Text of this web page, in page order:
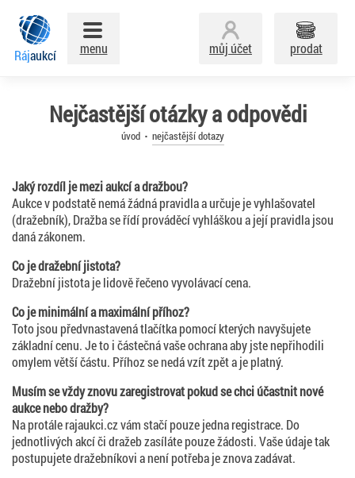
Nejčastější otázky a odpovědi
úvod nejčastější dotazy
Jaký rozdíl je mezi aukcí a dražbou?
Aukce v podstatě nemá žádná pravidla a určuje je vyhlašovatel
(dražebník), Dražba se řídí prováděcí vyhláškou a její pravidla jsou
daná zákonem.
Co je dražební jistota?
Dražební jistota je lidově řečeno vyvolávací cena.
Co je minimální a maximální příhoz?
Toto jsou předvnastavená tlačítka pomocí kterých navyšujete
základní cenu. Je to i částečná vaše ochrana aby jste nepřihodili
omylem větší částu. Příhoz se nedá vzít zpět a je platný.
Musím se vždy znovu zaregistrovat pokud se chci účastnit nové
aukce nebo dražby?
Na protále rajaukci.cz vám stačí pouze jedna registrace. Do
jednotlivých akcí či dražeb zasíláte pouze žádosti. Vaše údaje tak
postupujete dražebníkovi a není potřeba je znova zadávat.
Rájaukcí můj účet prodat
menu